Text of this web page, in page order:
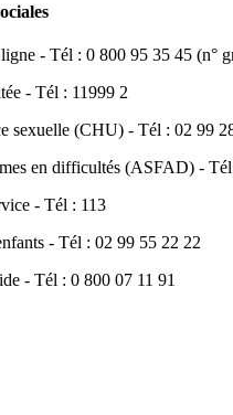
- Tél : 0 800 95 35 45 (n°
- Tél : 11999 2
sexuelle (CHU) - Tél : 02 99
en difficultés (ASFAD) -
- Tél : 113
- Tél : 02 99 55 22 22
- Tél : 0 800 07 11 91